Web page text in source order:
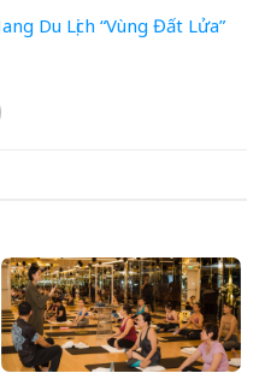
Du Lịch “Vùng Đất Lửa”